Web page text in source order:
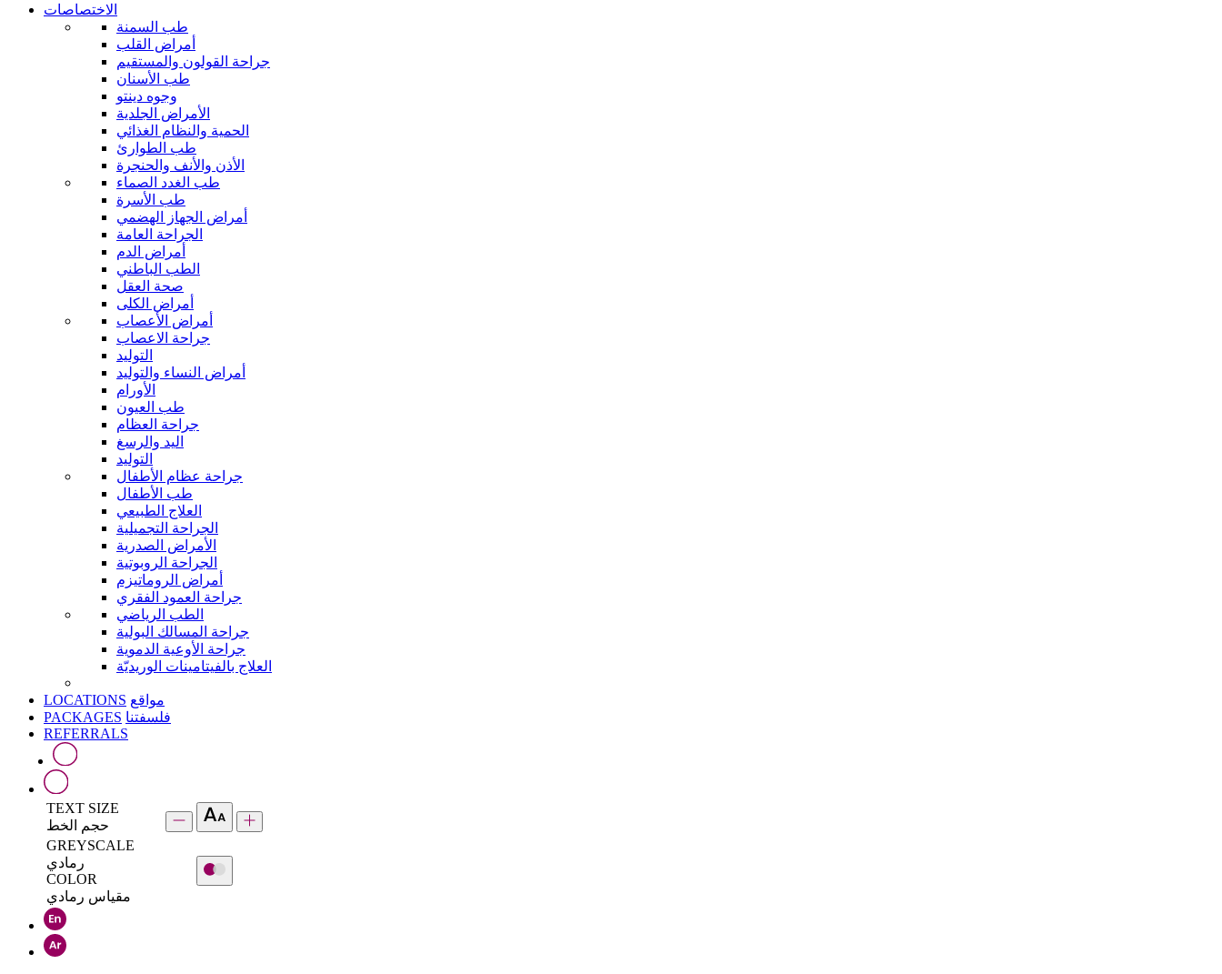
الاختصاصات
طب السمنة
أمراض القلب
جراحة القولون والمستقيم
طب الأسنان
وجوه دينتو
الأمراض الجلدية
الحمية والنظام الغذائي
طب الطوارئ
الأذن والأنف والحنجرة
طب الغدد الصماء
طب الأسرة
أمراض الجهاز الهضمي
الجراحة العامة
أمراض الدم
الطب الباطني
صحة العقل
أمراض الكلى
أمراض الأعصاب
جراحة الاعصاب
التوليد
أمراض النساء والتوليد
الأورام
طب العيون
جراحة العظام
اليد والرسغ
التوليد
جراحة عظام الأطفال
طب الأطفال
العلاج الطبيعي
الجراحة التجميلية
الأمراض الصدرية
الجراحة الروبوتية
أمراض الروماتيزم
جراحة العمود الفقري
الطب الرياضي
جراحة المسالك البولية
جراحة الأوعية الدموية
العلاج بالفيتامينات الوريديّة
LOCATIONS مواقع
PACKAGES فلسفتنا
REFERRALS
TEXT SIZE
حجم الخط
GREYSCALE
رمادي
COLOR
مقياس رمادي